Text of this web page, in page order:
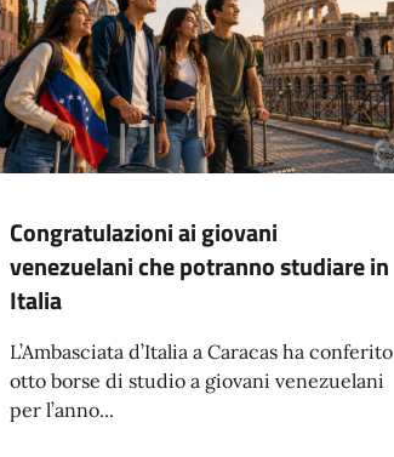
Congratulazioni ai giovani
venezuelani che potranno studiare in
Italia
L’Ambasciata d’Italia a Caracas ha conferito
otto borse di studio a giovani venezuelani
per l’anno...